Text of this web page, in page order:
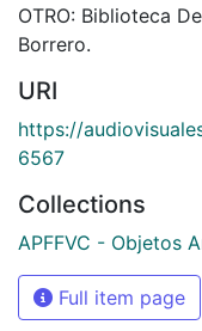
OTRO: Biblioteca
Borrero.
URI
https://
6567
Collections
APFFVC - Objetos
Full item page